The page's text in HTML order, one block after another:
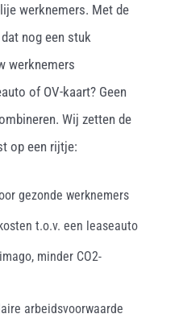
werknemers. Met de
nog een stuk
werknemers
of OV-kaart? Geen
Wij zetten de
op een rijtje:
gezonde werknemers
t.o.v. een leaseauto
minder CO2-
arbeidsvoorwaarde